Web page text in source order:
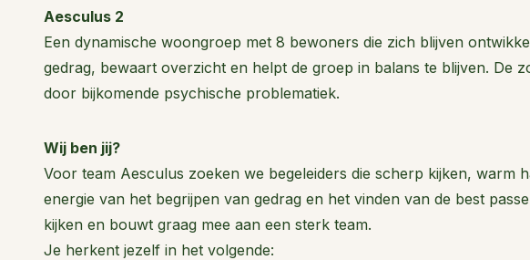
Aesculus 2
Een dynamische woongroep met 8 bewoners die zich blijven
gedrag, bewaart overzicht en helpt de groep in balans te blijven. De
door bijkomende psychische problematiek.
Wij ben jij?
Voor team Aesculus zoeken we begeleiders die scherp kijken, warm
energie van het begrijpen van gedrag en het vinden van de best
kijken en bouwt graag mee aan een sterk team.
Je herkent jezelf in het volgende: